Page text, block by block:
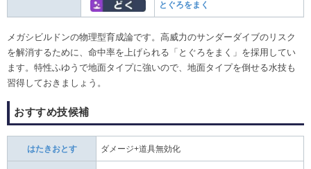
とぐろをまく
メガシビルドンの物理型育成論です。高威力のサンダーダイブのリスク
を解消するために、命中率を上げられる「とぐろをまく」を採用してい
ます。特性ふゆうで地面タイプに強いので、地面タイプを倒せる水技も
習得しておきましょう。
おすすめ技候補
はたきおとす ダメージ+道具無効化